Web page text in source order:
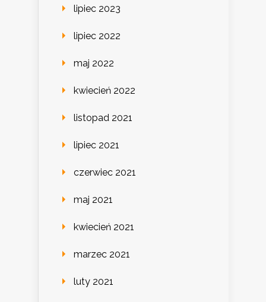
lipiec 2023
lipiec 2022
maj 2022
kwiecień 2022
listopad 2021
lipiec 2021
czerwiec 2021
maj 2021
kwiecień 2021
marzec 2021
luty 2021